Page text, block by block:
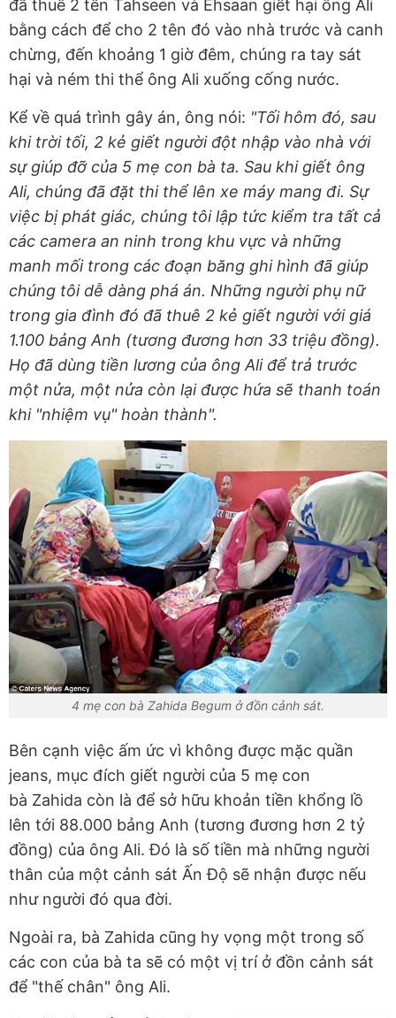
đã thuê 2 tên Tahseen và Ehsaan giết hại ông Ali
bằng cách để cho 2 tên đó vào nhà trước và canh
chừng, đến khoảng 1 giờ đêm, chúng ra tay sát
hại và ném thi thể ông Ali xuống cống nước.
Kể về quá trình gây án, ông nói: "Tối hôm đó, sau
khi trời tối, 2 kẻ giết người đột nhập vào nhà với
sự giúp đỡ của 5 mẹ con bà ta. Sau khi giết ông
Ali, chúng đã đặt thi thể lên xe máy mang đi. Sự
việc bị phát giác, chúng tôi lập tức kiểm tra tất cả
các camera an ninh trong khu vực và những
manh mối trong các đoạn băng ghi hình đã giúp
chúng tôi dễ dàng phá án. Những người phụ nữ
trong gia đình đó đã thuê 2 kẻ giết người với giá
1.100 bảng Anh (tương đương hơn 33 triệu đồng).
Họ đã dùng tiền lương của ông Ali để trả trước
một nửa, một nửa còn lại được hứa sẽ thanh toán
khi "nhiệm vụ" hoàn thành".
4 mẹ con bà Zahida Begum ở đồn cảnh sát.
Bên cạnh việc ấm ức vì không được mặc quần
jeans, mục đích giết người của 5 mẹ con
bà Zahida còn là để sở hữu khoản tiền khổng lồ
lên tới 88.000 bảng Anh (tương đương hơn 2 tỷ
đồng) của ông Ali. Đó là số tiền mà những người
thân của một cảnh sát Ấn Độ sẽ nhận được nếu
như người đó qua đời.
Ngoài ra, bà Zahida cũng hy vọng một trong số
các con của bà ta sẽ có một vị trí ở đồn cảnh sát
để "thế chân" ông Ali.